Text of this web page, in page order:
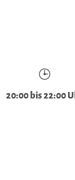
20:00 bis 22:00